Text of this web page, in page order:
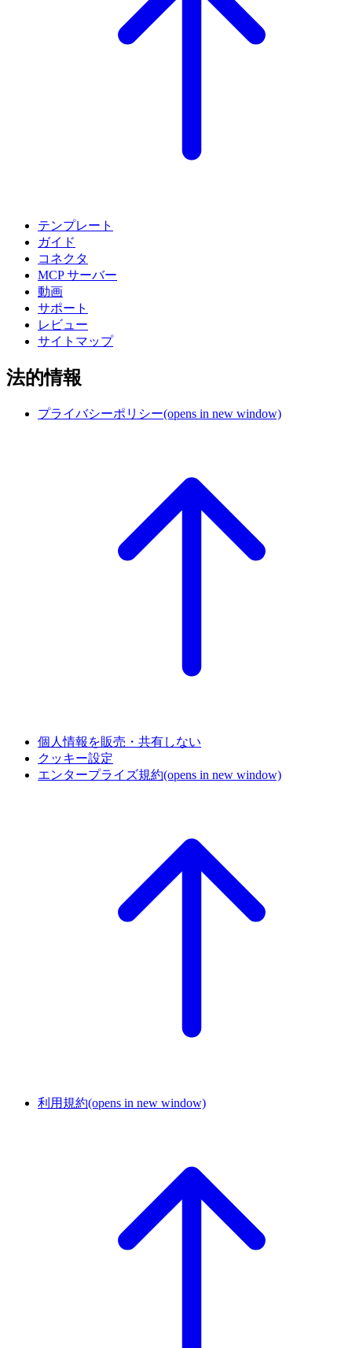
テンプレート
ガイド
コネクタ
MCP サーバー
動画
サポート
レビュー
サイトマップ
法的情報
プライバシーポリシー(opens in new window)
個人情報を販売・共有しない
クッキー設定
エンタープライズ規約(opens in new window)
利用規約(opens in new window)